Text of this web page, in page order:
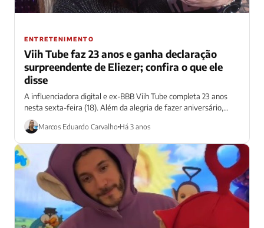
ENTRETENIMENTO
Viih Tube faz 23 anos e ganha declaração
surpreendente de Eliezer; confira o que ele
disse
A influenciadora digital e ex-BBB Viih Tube completa 23 anos
nesta sexta-feira (18). Além da alegria de fazer aniversário,
ainda ganhou uma...
Marcos Eduardo Carvalho Há 3 anos